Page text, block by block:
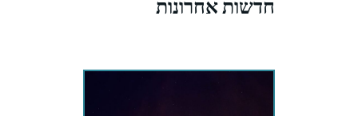
חדשות אחרונות